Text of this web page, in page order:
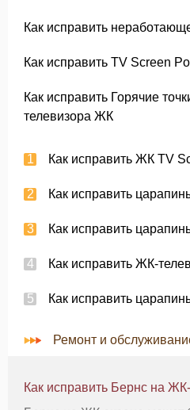
Как исправить
Как исправить TV Screen
Как исправить Горячие
телевизора ЖК
Как исправить ЖК TV
Как исправить
Ремонт и
Как исправить Бернс на